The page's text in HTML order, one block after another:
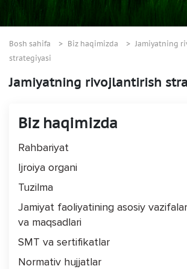
Bosh sahifa Biz haqimizda
Jamiyatning
strategiyasi
Jamiyatning rivojlantirish
Biz haqimizda
Rahbariyat
Ijroiya organi
Tuzilma
Jamiyat faoliyatining asosiy
va maqsadlari
SMT va sertifikatlar
Normativ hujjatlar